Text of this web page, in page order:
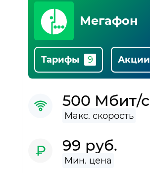
Мегафон
Тарифы Акции
500 Мбит/с
99 руб.